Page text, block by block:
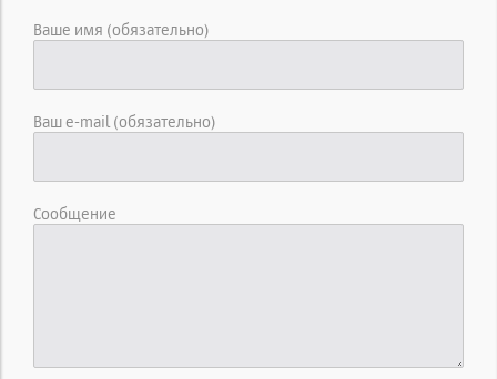
Ваше имя (обязательно)
Ваш e-mail (обязательно)
Сообщение